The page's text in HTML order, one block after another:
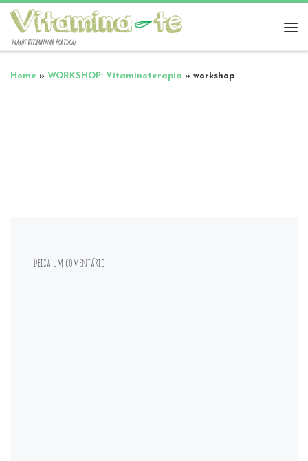
Vamos Vitaminar Portugal
Home » WORKSHOP: Vitaminoterapia » workshop
Deixa um comentário